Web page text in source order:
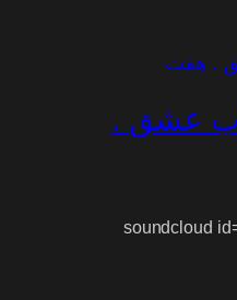
عشق .
[soundcloud